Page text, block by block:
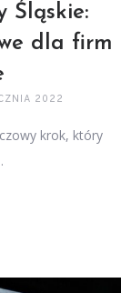
Śląskie:
dla firm
2022
krok, który